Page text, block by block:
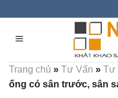
content
Trang chủ » Tư Vấn » Tư
ống có sân trước, sân